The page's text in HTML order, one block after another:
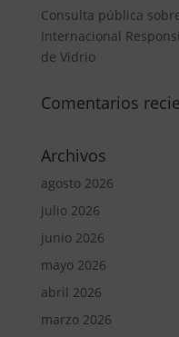
Consulta pública
Internacional
de Vidrio
Comentarios
Archivos
agosto 2026
julio 2026
junio 2026
mayo 2026
abril 2026
marzo 2026